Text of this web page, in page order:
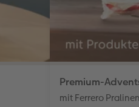
Premium-
mit Ferrero Pralinen